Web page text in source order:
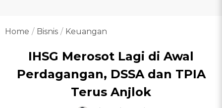
Home Bisnis Keuangan
IHSG Merosot Lagi di Awal
Perdagangan, DSSA dan TPIA
Terus Anjlok